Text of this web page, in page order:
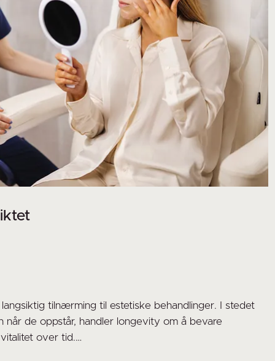
tilnærming til estetiske behandlinger. I stedet
når de oppstår, handler longevity om å bevare
over tid.